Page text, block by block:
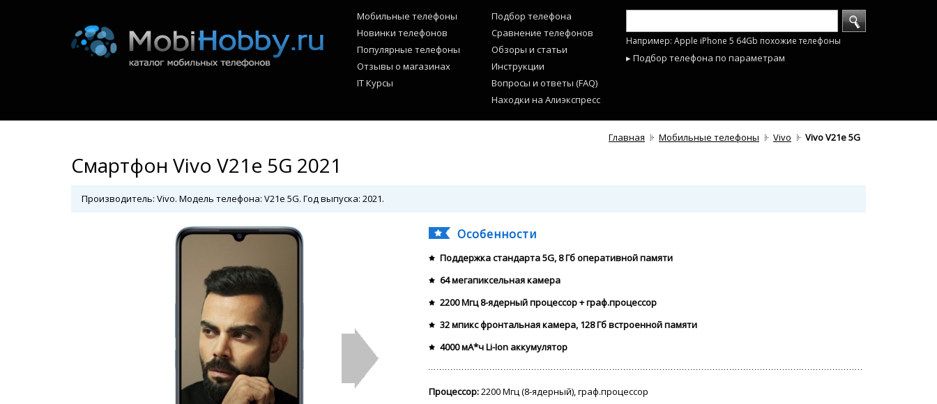
Мобильные телефоны
Новинки телефонов
Популярные телефоны
Отзывы о магазинах
IT Курсы
Подбор телефона
Сравнение телефонов
Обзоры и статьи
Инструкции
Вопросы и ответы (FAQ)
Находки на Алиэкспресс
Например: Apple iPhone 5 64Gb похожие телефоны
▸ Подбор телефона по параметрам
Главная Мобильные телефоны Vivo Vivo V21e 5G
Смартфон Vivo V21e 5G 2021
Производитель: Vivo. Модель телефона: V21e 5G. Год выпуска: 2021.
Особенности
Поддержка стандарта 5G, 8 Гб оперативной памяти
64 мегапиксельная камера
2200 Мгц 8-ядерный процессор + граф.процессор
32 мпикс фронтальная камера, 128 Гб встроенной памяти
4000 мА*ч Li-Ion аккумулятор
Процессор:2200 Мгц (8-ядерный), граф.процессор